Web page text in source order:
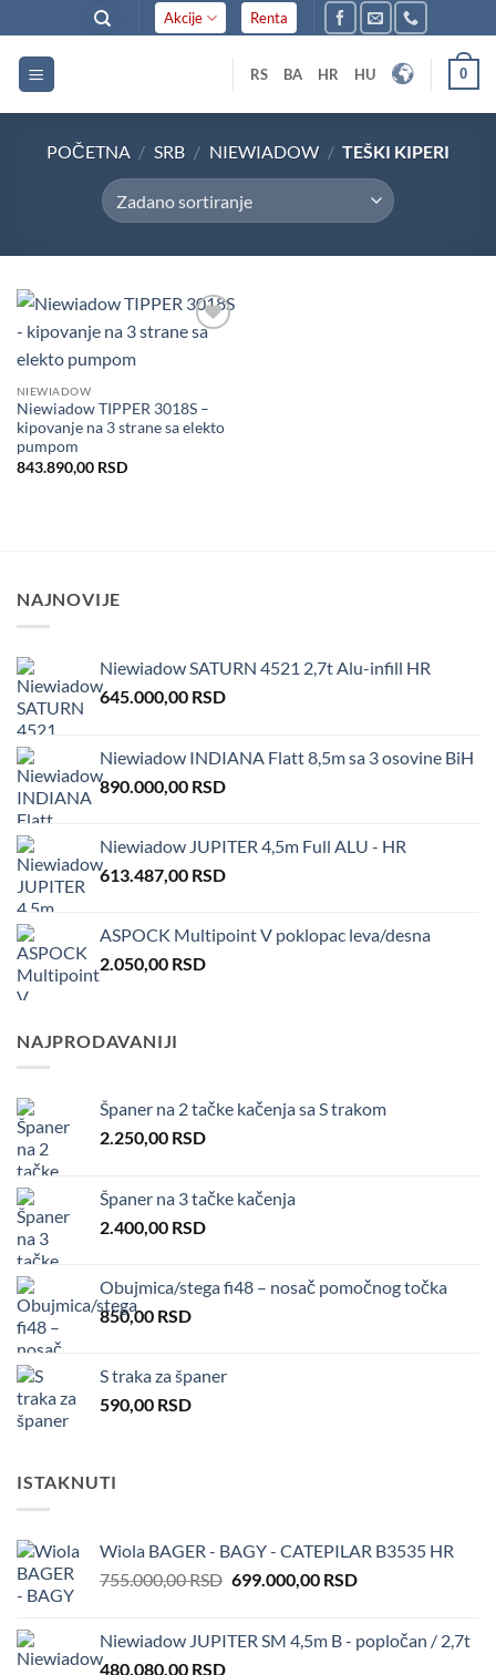
to
content
Akcije Renta
RS BA HR HU 0
POČETNA / SRB / NIEWIADOW / TEŠKI KIPERI
NIEWIADOW
Niewiadow TIPPER 3018S –
kipovanje na 3 strane sa elekto
pumpom
843.890,00 RSD
NAJNOVIJE
Niewiadow SATURN 4521 2,7t Alu-infill HR
645.000,00 RSD
Niewiadow INDIANA Flatt 8,5m sa 3 osovine BiH
890.000,00 RSD
Niewiadow JUPITER 4,5m Full ALU - HR
613.487,00 RSD
ASPOCK Multipoint V poklopac leva/desna
2.050,00 RSD
NAJPRODAVANIJI
Španer na 2 tačke kačenja sa S trakom
2.250,00 RSD
Španer na 3 tačke kačenja
2.400,00 RSD
Obujmica/stega fi48 – nosač pomočnog točka
850,00 RSD
S traka za španer
590,00 RSD
ISTAKNUTI
Wiola BAGER - BAGY - CATEPILAR B3535 HR
755.000,00RSD Original
755.000,00 RSD.
699.000,00 RSDCurrent
699.000,00 RSD.
Niewiadow JUPITER SM 4,5m B - popločan / 2,7t
480.080,00 RSD